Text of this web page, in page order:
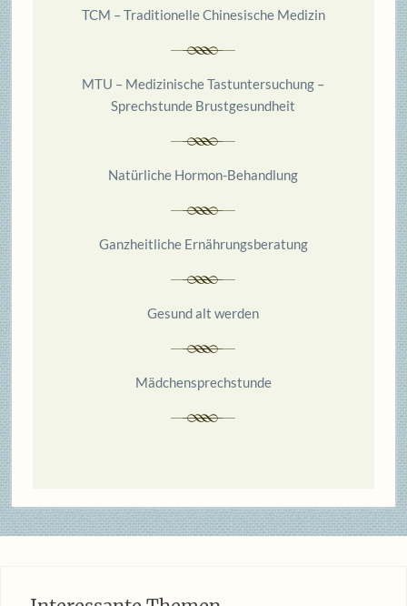
TCM – Traditionelle Chinesische Medizin
MTU – Medizinische Tastuntersuchung –
Sprechstunde Brustgesundheit
Natürliche Hormon-Behandlung
Ganzheitliche Ernährungsberatung
Gesund alt werden
Mädchensprechstunde